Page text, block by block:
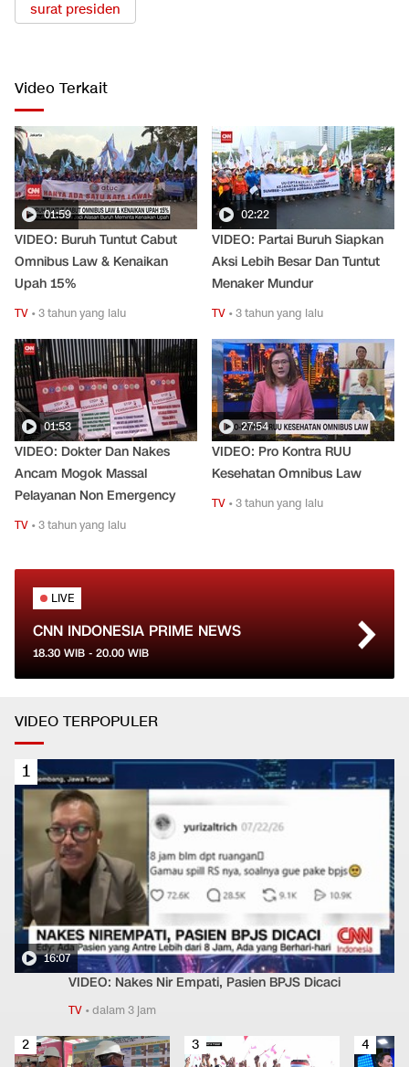
surat presiden
Video Terkait
01:59
VIDEO: Buruh Tuntut Cabut
Omnibus Law & Kenaikan
Upah 15%
TV •3 tahun yang lalu
02:22
VIDEO: Partai Buruh Siapkan
Aksi Lebih Besar Dan Tuntut
Menaker Mundur
TV •3 tahun yang lalu
01:53
VIDEO: Dokter Dan Nakes
Ancam Mogok Massal
Pelayanan Non Emergency
TV •3 tahun yang lalu
27:54
VIDEO: Pro Kontra RUU
Kesehatan Omnibus Law
TV •3 tahun yang lalu
LIVE
CNN INDONESIA PRIME NEWS
18.30 WIB - 20.00 WIB
VIDEO TERPOPULER
1
16:07
VIDEO: Nakes Nir Empati, Pasien BPJS Dicaci
TV •dalam 3 jam
2 3 4